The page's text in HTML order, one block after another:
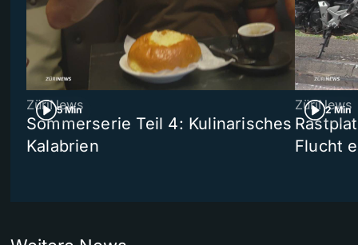
5 Min
ZüriNews
Sommerserie Teil 4: Kulinarisches
Kalabrien
2 Min
ZüriNews
Flucht